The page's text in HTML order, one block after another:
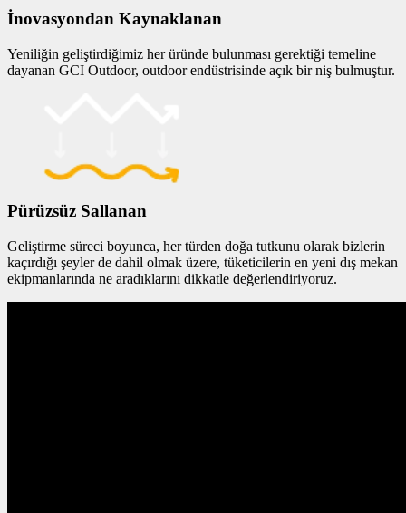
İnovasyondan Kaynaklanan
Yeniliğin geliştirdiğimiz her üründe bulunması gerektiği temeline
dayanan GCI Outdoor, outdoor endüstrisinde açık bir niş bulmuştur.
Pürüzsüz Sallanan
Geliştirme süreci boyunca, her türden doğa tutkunu olarak bizlerin
kaçırdığı şeyler de dahil olmak üzere, tüketicilerin en yeni dış mekan
ekipmanlarında ne aradıklarını dikkatle değerlendiriyoruz.